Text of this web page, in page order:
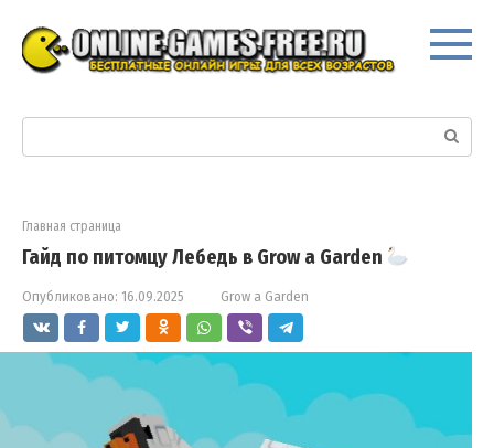
контенту
Поиск:
Главная страница
Гайд по питомцу Лебедь в Grow a Garden
Опубликовано: 16.09.2025 Grow a Garden